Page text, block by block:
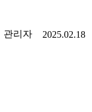
관리자 2025.02.18